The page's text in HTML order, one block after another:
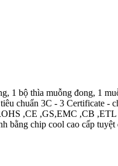
1 bộ thìa muỗng đong, 1
chuẩn 3C - 3 Certificate -
,CE ,GS,EMC ,CB
bằng chip cool cao cấp